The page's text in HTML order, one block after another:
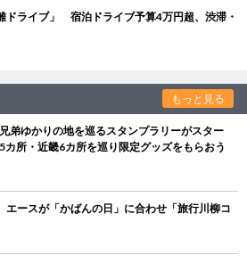
ドライブ」 宿泊ドライブ予算4万円超、渋滞・
もっと見る
弟ゆかりの地を巡るスタンプラリーがスター
所・近畿6カ所を巡り限定グッズをもらおう
ースが「かばんの日」に合わせ「旅行川柳コ